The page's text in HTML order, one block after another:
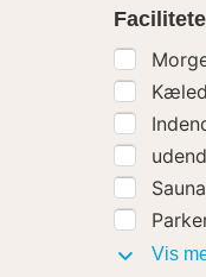
Sauna
Vis